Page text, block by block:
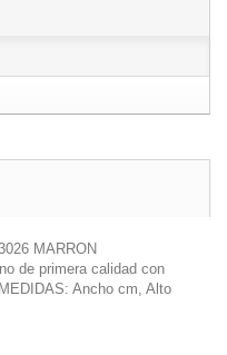
MARRON
de primera calidad con
Ancho cm, Alto